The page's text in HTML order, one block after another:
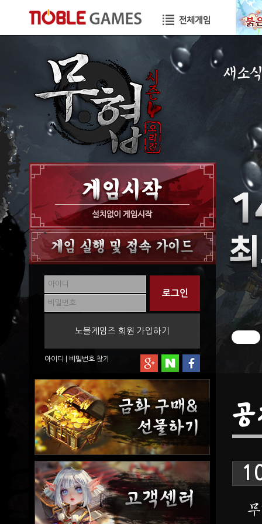
새소
GM노트
GM TIP
노블게임즈 회원 가입하기
아이디 비밀번호 찾기